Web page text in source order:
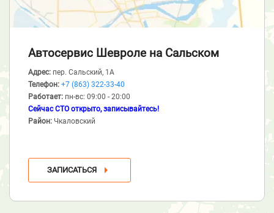
Автосервис Шевроле на Сальском
Адрес: пер. Сальский, 1А
Телефон: +7 (863) 322-33-40
Работает: пн-вс: 09:00 - 20:00
Сейчас СТО открыто, записывайтесь!
Район: Чкаловский
ЗАПИСАТЬСЯ